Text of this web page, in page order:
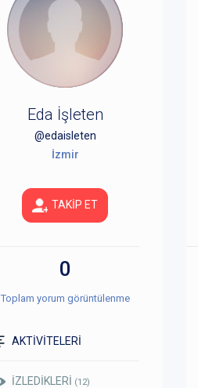
Eda İşleten
@edaisleten
İzmir
TAKİP ET
0
Toplam yorum görüntülenme
AKTİVİTELERİ
İZLEDİKLERİ (12)